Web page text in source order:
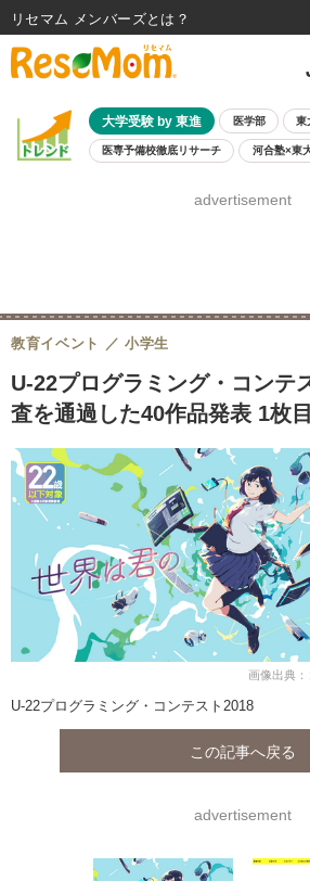
大学受験 by 東進 医学部 東
医専予備校徹底リサーチ 河合塾×東
8月開催学校説明会・相談会
advertisement
U-22プログラミング・コンテ
査を通過した40作品発表 1枚
教育イベント 小学生
画像出典
U-22プログラミング・コンテスト2018
この記事へ戻る
advertisement
リセマム メンバーズ